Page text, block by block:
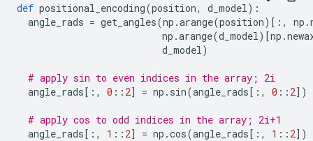
def positional_encoding(position, d_model):
angle_rads = get_angles(np .arange(position)[:, np .
np .arange(d_model)[np .
d_model)
# apply sin to even indices in the array; 2i
angle_rads[:, 0 :: 2] = np . sin(angle_rads[:, 0 :: 2])
# apply cos to odd indices in the array; 2i+1
angle_rads[:, 1 :: 2] = np .cos(angle_rads[:, 1 :: 2])